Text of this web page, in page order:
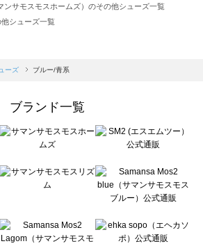
ンサモスモスホームズ）のその他シューズ一覧
シューズ一覧
モスモス ブルー）のその他シューズ一覧
他シューズ一覧
ューズ一覧
ラシック）のその他シューズ一覧
）のその他シューズ一覧
ルー）のその他シューズ一覧
のその他シューズ一覧
ーズ ブルー/青系
ブランド一覧